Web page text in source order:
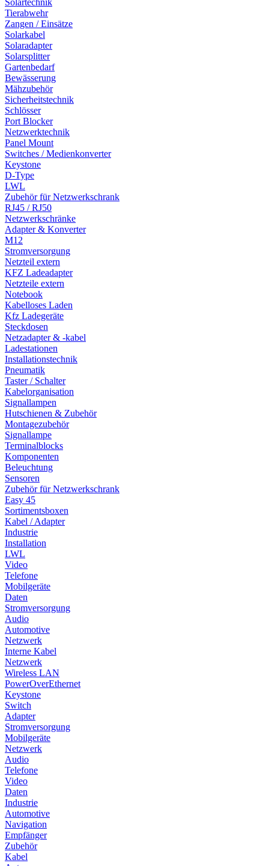
Tierabwehr
Zangen / Einsätze
Solarkabel
Solaradapter
Solarsplitter
Gartenbedarf
Bewässerung
Mähzubehör
Sicherheitstechnik
Schlösser
Port Blocker
Netzwerktechnik
Panel Mount
Switches / Medienkonverter
Keystone
D-Type
LWL
Zubehör für Netzwerkschrank
RJ45 / RJ50
Netzwerkschränke
Adapter & Konverter
M12
Stromversorgung
Netzteil extern
KFZ Ladeadapter
Netzteile extern
Notebook
Kabelloses Laden
Kfz Ladegeräte
Steckdosen
Netzadapter & -kabel
Ladestationen
Installationstechnik
Pneumatik
Taster / Schalter
Kabelorganisation
Signallampen
Hutschienen & Zubehör
Montagezubehör
Signallampe
Terminalblocks
Komponenten
Beleuchtung
Sensoren
Zubehör für Netzwerkschrank
Easy 45
Sortimentsboxen
Kabel / Adapter
Industrie
Installation
LWL
Video
Telefone
Mobilgeräte
Daten
Stromversorgung
Audio
Automotive
Netzwerk
Interne Kabel
Netzwerk
Wireless LAN
PowerOverEthernet
Keystone
Switch
Adapter
Stromversorgung
Mobilgeräte
Netzwerk
Audio
Telefone
Video
Daten
Industrie
Automotive
Navigation
Empfänger
Zubehör
Kabel